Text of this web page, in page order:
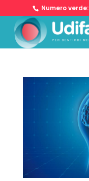
Numero verde: